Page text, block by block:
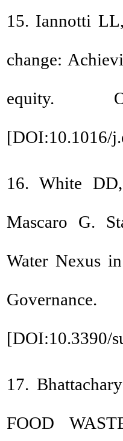
15. Iannotti
change:
equity.
[DOI:10.1016/
16. White
Mascaro G.
Water Nexus
[DOI:10.3390/
17.
FOOD